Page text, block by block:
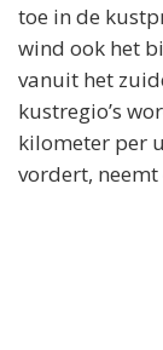
toe in de
wind ook het
vanuit het
kustregio’s
kilometer per
vordert,